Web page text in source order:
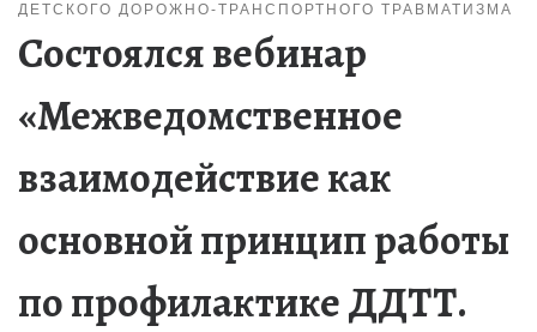
ДЕТСКОГО ДОРОЖНО-ТРАНСПОРТНОГО ТРАВМАТИЗМА
Состоялся вебинар
«Межведомственное
взаимодействие как
основной принцип работы
по профилактике ДДТТ.